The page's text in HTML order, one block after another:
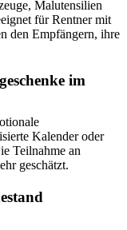
Malutensilien
für Rentner mit
den Empfängern, ihre
im
Kalender oder
Teilnahme an
geschätzt.